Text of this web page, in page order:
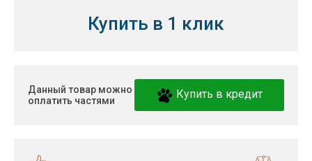
Купить в 1 клик
Данный товар можно
оплатить частями
Купить в кредит